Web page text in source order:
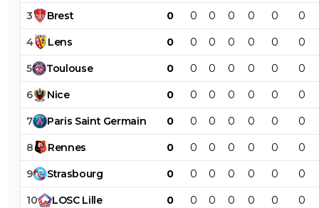
3 Brest 0 0 0 0 0 0 0
4 Lens 0 0 0 0 0 0 0
5 Toulouse 0 0 0 0 0 0 0
6 Nice 0 0 0 0 0 0 0
7 Paris Saint Germain 0 0 0 0 0 0 0
8 Rennes 0 0 0 0 0 0 0
9 Strasbourg 0 0 0 0 0 0 0
10 LOSC Lille 0 0 0 0 0 0 0